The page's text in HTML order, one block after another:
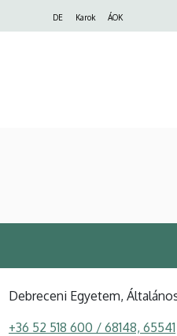
DE Karok ÁOK
Debreceni Egyetem,
+36 52 518 600 / 68148, 65541